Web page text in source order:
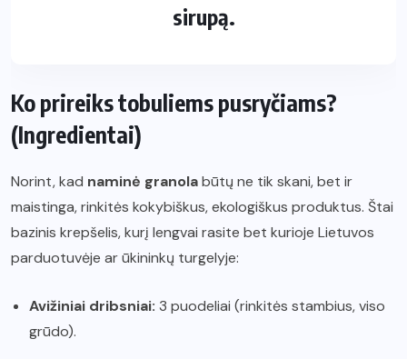
sirupą.
Ko prireiks tobuliems pusryčiams?
(Ingredientai)
Norint, kad naminė granolabūtų ne tik skani, bet ir
maistinga, rinkitės kokybiškus, ekologiškus produktus. Štai
bazinis krepšelis, kurį lengvai rasite bet kurioje Lietuvos
parduotuvėje ar ūkininkų turgelyje:
Avižiniai dribsniai: 3 puodeliai (rinkitės stambius, viso
grūdo).